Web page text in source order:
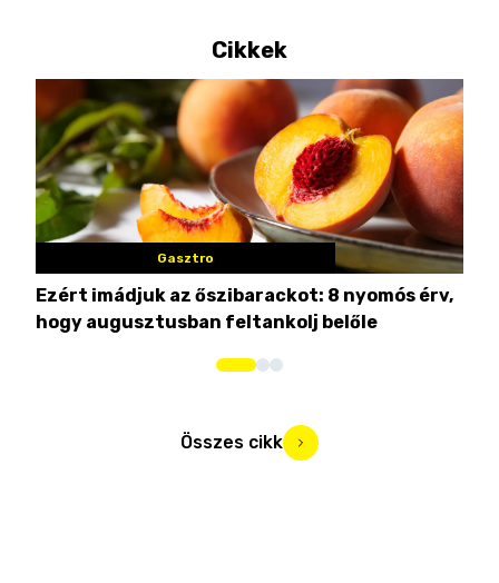
Cikkek
Gasztro
Ezért imádjuk az őszibarackot: 8 nyomós érv,
hogy augusztusban feltankolj belőle
Összes cikk